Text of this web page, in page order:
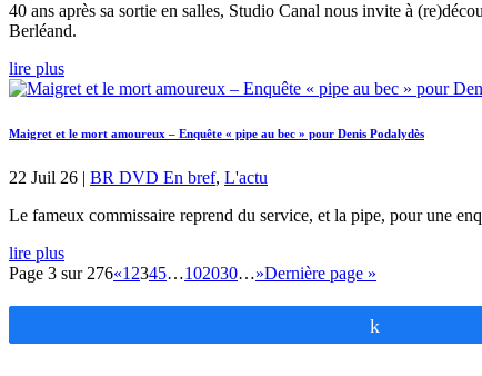
40 ans après sa sortie en salles, Studio Canal nous invite à
Berléand.
lire plus
Maigret et le mort amoureux – Enquête « pipe au bec » pour Denis Podalydès
22 Juil 26 | BR DVD En bref, L'actu
Le fameux commissaire reprend du service, et la pipe, pour une
lire plus
Page 3 sur 276«1 2345…102030…»Dernière page »